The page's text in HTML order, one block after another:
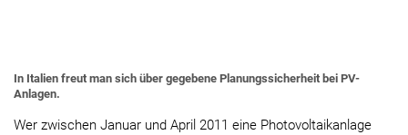
In Italien freut man sich über gegebene Planungssicherheit bei PV-
Anlagen.
Wer zwischen Januar und April 2011 eine Photovoltaikanlage